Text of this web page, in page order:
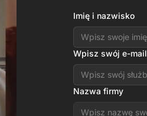
Imię i nazwisko
Wpisz swój e-mail
Nazwa firmy